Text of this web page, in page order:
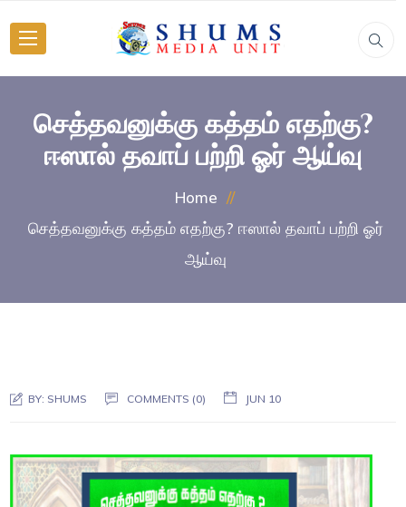
செத்தவனுக்கு கத்தம் எதற்கு?
ஈஸால் தவாப் பற்றி ஓர் ஆய்வு
Home
செத்தவனுக்கு கத்தம் எதற்கு? ஈஸால் தவாப் பற்றி ஓர்
ஆய்வு
BY: SHUMS COMMENTS (0) JUN 10